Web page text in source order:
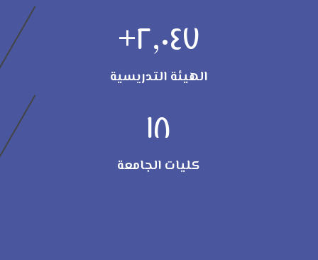
٢,٠٤٧+
الهيئة التدريسية
١٨
كليات الجامعة